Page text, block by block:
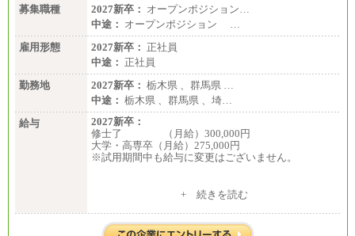
募集職種
2027新卒： オープンポジション…
中途： オープンポジション …
雇用形態
2027新卒： 正社員
中途： 正社員
勤務地
2027新卒： 栃木県 、群馬県 …
中途： 栃木県 、群馬県 、埼…
給与
2027新卒：
修士了 （月給）300,000円
大学・高専卒（月給）275,000円
※試用期間中も給与に変更はございません。
大学・高専卒（月給）275,000円
※試用期間中も給与に変更はございません。
+ 続きを読む